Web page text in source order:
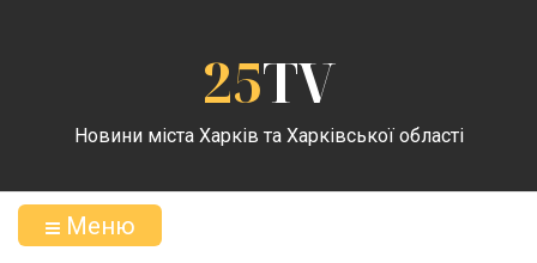
25TV
Новини міста Харків та Харківської області
Меню